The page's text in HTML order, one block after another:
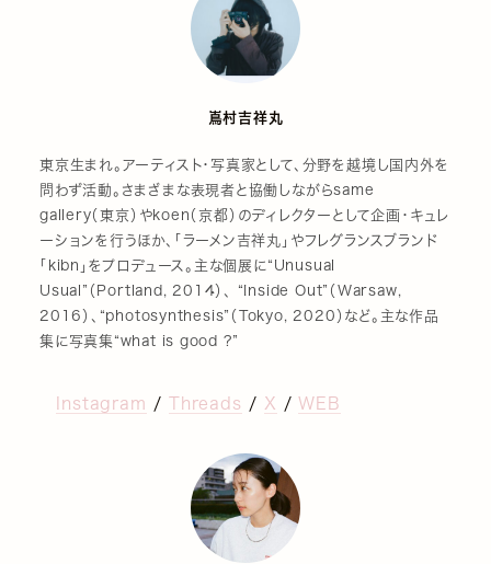
嶌村吉祥丸
東京生まれ。アーティスト・写真家として、分野を越境し国内外を
問わず活動。さまざまな表現者と協働しながらsame
gallery（東京）やkoen（京都）のディレクターとして企画・キュレ
ーションを行うほか、「ラーメン吉祥丸」やフレグランスブランド
「kibn」をプロデュース。主な個展に“Unusual
Usual”（Portland, 2014）、 “Inside Out”（Warsaw,
2016）、“photosynthesis”（Tokyo, 2020）など。主な作品
集に写真集“what is good ?”
Instagram / Threads / X / WEB